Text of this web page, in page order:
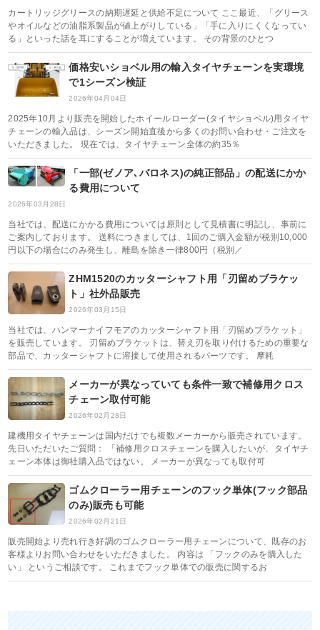
カートリッジグリースの納期遅延と供給不足について ここ最近、「グリース
やオイルなどの油脂系製品が値上がりしている」「手に入りにくくなってい
る」といった話を耳にすることが増えています。 その背景のひとつ
価格安いショベル用の輸入タイヤチェーンを実環境
で1シーズン検証
2026年04月04日
2025年10月より販売を開始したホイールローダー(タイヤショベル)用タイヤ
チェーンの輸入品は、シーズン開始直後から多くのお問い合わせ・ご注文を
いただきました。 現在では、タイヤチェーン全体の約35％
「一部(ゼノア､バロネス)の純正部品」の配送にかか
る費用について
2026年03月28日
当社では、配送にかかる費用については原則として見積書に明記し、事前に
ご案内しております。 送料につきましては、1回のご購入金額が税別10,000
円以下の場合にのみ発生し、離島を除き一律800円（税別／
ZHM1520のカッターシャフト用「刃留めブラケッ
ト」社外品販売
2026年03月15日
当社では、ハンマーナイフモアのカッターシャフト用「刃留めブラケット」
を販売しています。 刃留めブラケットは、替え刃を取り付けるための重要な
部品で、カッターシャフトに溶接して使用されるパーツです。 摩耗
メーカーが異なっていても条件一致で補修用クロス
チェーン取付可能
2026年02月28日
建機用タイヤチェーンは国内だけでも複数メーカーから販売されています。
先日いただいたご質問： 「補修用クロスチェーンを購入したいが、タイヤチ
ェーン本体は御社購入品ではない。 メーカーが異なっても取付可
ゴムクローラー用チェーンのフック単体(フック部品
のみ)販売も可能
2026年02月21日
販売開始より売れ行き好調のゴムクローラー用チェーンについて、既存のお
客様よりお問い合わせをいただきました。 内容は 「フックのみを購入した
い」 というご相談です。 これまでフック単体での販売に関するお